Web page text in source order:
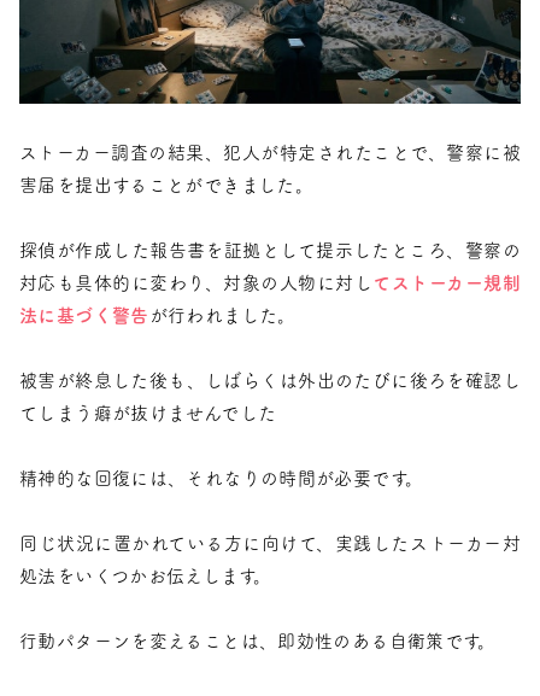
ストーカー調査の結果、犯人が特定されたことで、警察に被
害届を提出することができました。
探偵が作成した報告書を証拠として提示したところ、警察の
対応も具体的に変わり、対象の人物に対し てストーカー規制
法に基づく警告 が行われました。
被害が終息した後も、しばらくは外出のたびに後ろを確認し
てしまう癖が抜けませんでした
精神的な回復には、それなりの時間が必要です。
同じ状況に置かれている方に向けて、実践したストーカー対
処法をいくつかお伝えします。
行動パターンを変えることは、即効性のある自衛策です。